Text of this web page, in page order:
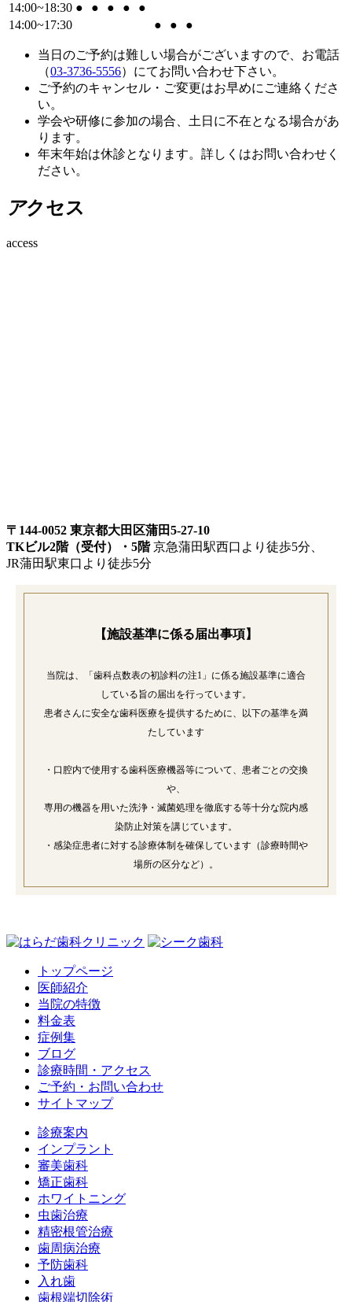
14:00~18:30 ● ● ● ●
●
14:00~17:30
● ● ●
当日のご予約は難しい場合がございますので、お電話
（03-3736-5556）にてお問い合わせ下さい。
ご予約のキャンセル・ご変更はお早めにご連絡くださ
い。
学会や研修に参加の場合、土日に不在となる場合があ
ります。
年末年始は休診となります。詳しくはお問い合わせく
ださい。
アクセス
access
〒144-0052 東京都大田区蒲田5-27-10
TKビル2階（受付）・5階京急蒲田駅西口より徒歩5分、
JR蒲田駅東口より徒歩5分
【施設基準に係る届出事項】
当院は、「歯科点数表の初診料の注1」に係る施設基準に適合
している旨の届出を行っています。
患者さんに安全な歯科医療を提供するために、以下の基準を満
たしています
・口腔内で使用する歯科医療機器等について、患者ごとの交換
や、
専用の機器を用いた洗浄・滅菌処理を徹底する等十分な院内感
染防止対策を講じています。
・感染症患者に対する診療体制を確保しています（診療時間や
場所の区分など）。
・年に１回、院内感染対策の実施状況等について、地方厚生
トップページ
医師紹介
当院の特徴
料金表
症例集
ブログ
診療時間・アクセス
ご予約・お問い合わせ
サイトマップ
診療案内
インプラント
審美歯科
矯正歯科
ホワイトニング
虫歯治療
精密根管治療
歯周病治療
予防歯科
入れ歯
歯根端切除術